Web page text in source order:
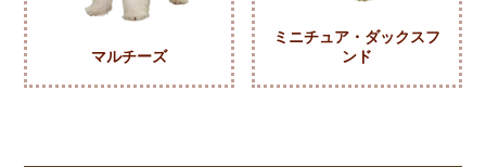
マルチーズ
ミニチュア・ダックスフ
ンド